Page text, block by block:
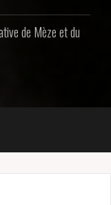
de Mèze et du